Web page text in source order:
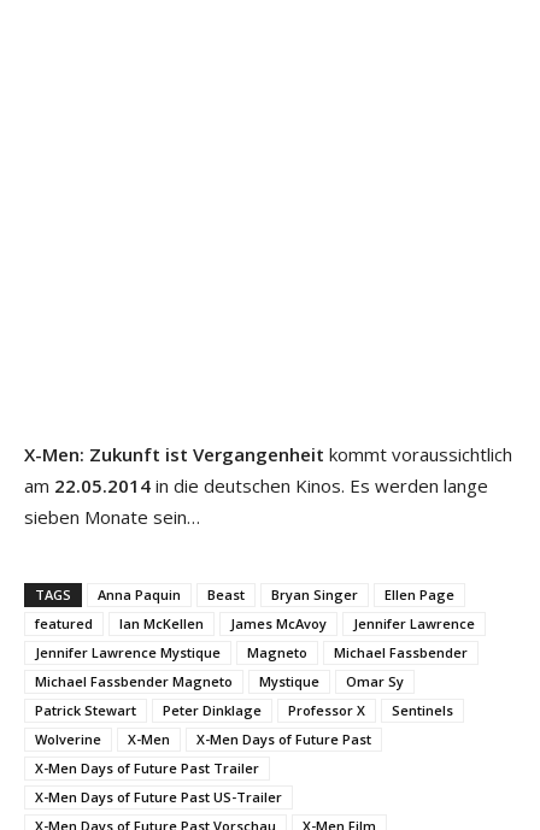
X-Men: Zukunft ist Vergangenheit kommt voraussichtlich
am 22.05.2014 in die deutschen Kinos. Es werden lange
sieben Monate sein…
TAGS Anna Paquin Beast Bryan Singer
Ellen Page
featured
Ian McKellen James McAvoy
Jennifer Lawrence
Jennifer Lawrence Mystique
Magneto
Michael Fassbender
Michael Fassbender Magneto
Mystique
Omar Sy
Patrick Stewart
Peter Dinklage Professor X
Sentinels
Wolverine
X-Men
X-Men Days of Future Past
X-Men Days of Future Past Trailer
X-Men Days of Future Past US-Trailer
X-Men Days of Future Past Vorschau
X-Men Film